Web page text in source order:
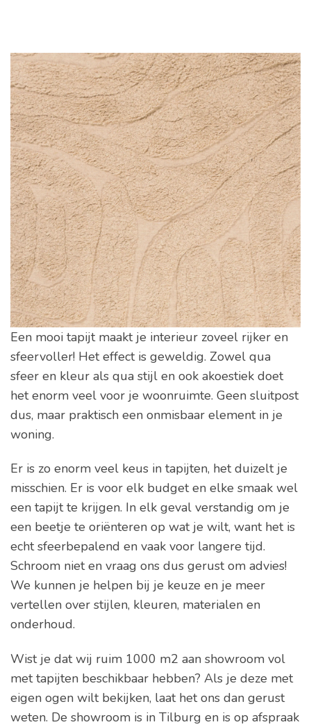
Een mooi tapijt maakt je interieur zoveel rijker en
sfeervoller! Het effect is geweldig. Zowel qua
sfeer en kleur als qua stijl en ook akoestiek doet
het enorm veel voor je woonruimte. Geen sluitpost
dus, maar praktisch een onmisbaar element in je
woning.
Er is zo enorm veel keus in tapijten, het duizelt je
misschien. Er is voor elk budget en elke smaak wel
een tapijt te krijgen. In elk geval verstandig om je
een beetje te oriënteren op wat je wilt, want het is
echt sfeerbepalend en vaak voor langere tijd.
Schroom niet en vraag ons dus gerust om advies!
We kunnen je helpen bij je keuze en je meer
vertellen over stijlen, kleuren, materialen en
onderhoud.
Wist je dat wij ruim 1000 m2 aan showroom vol
met tapijten beschikbaar hebben? Als je deze met
eigen ogen wilt bekijken, laat het ons dan gerust
weten. De showroom is in Tilburg en is op afspraak